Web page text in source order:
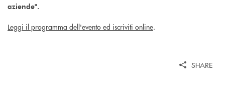
aziende".
Leggi il programma dell'evento ed iscriviti online.
SHARE